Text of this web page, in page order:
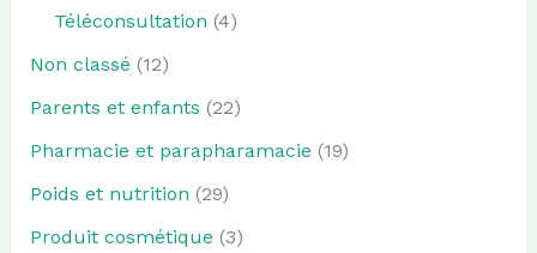
Téléconsultation (4)
Non classé (12)
Parents et enfants (22)
Pharmacie et parapharamacie (19)
Poids et nutrition (29)
Produit cosmétique (3)